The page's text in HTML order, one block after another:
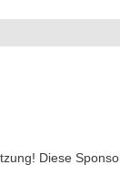
Diese